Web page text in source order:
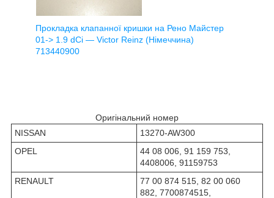
Прокладка клапанної кришки на Рено Майстер
01-> 1.9 dCi — Victor Reinz (Німеччина)
713440900
Оригінальний номер
NISSAN
13270-AW300
OPEL
44 08 006, 91 159 753,
4408006, 91159753
RENAULT
77 00 874 515, 82 00 060
882, 7700874515,